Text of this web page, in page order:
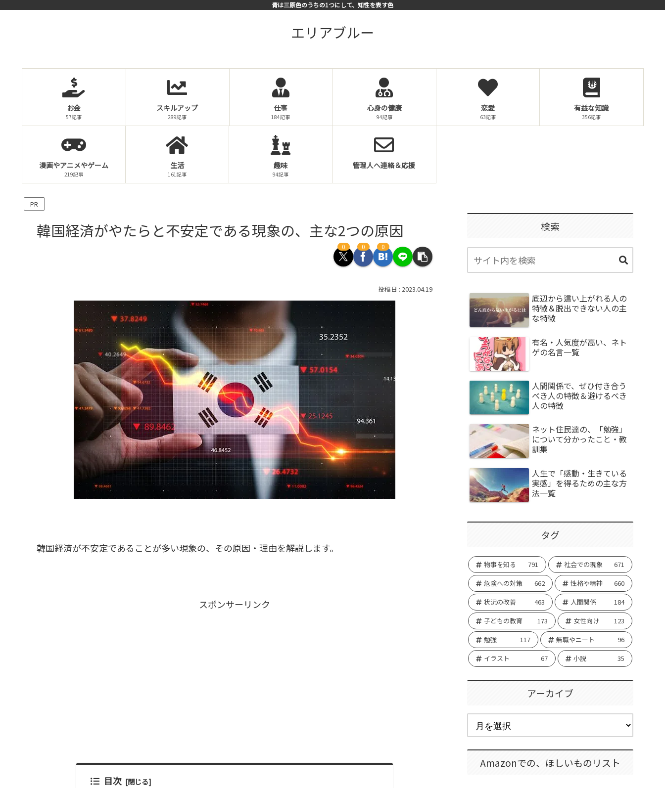
青は三原色のうちの1つにして、知性を表す色
エリアブルー
お金
57記事
スキルアップ
289記事
仕事
184記事
心身の健康
94記事
恋愛
63記事
有益な知識
356記事
漫画やアニメやゲーム
219記事
生活
161記事
趣味
94記事
管理人へ連絡＆応援
PR
韓国経済がやたらと不安定である現象の、主な2つの原因
0 0 0
2023.04.19
韓国経済が不安定であることが多い現象の、その原因・理由を解説します。
スポンサーリンク
目次
検索
底辺から這い上がれる人の
特徴＆脱出できない人の主
な特徴
有名・人気度が高い、ネト
ゲの名言一覧
人間関係で、ぜひ付き合う
べき人の特徴＆避けるべき
人の特徴
ネット住民達の、「勉強」
について分かったこと・教
訓集
人生で「感動・生きている
実感」を得るための主な方
法一覧
タグ
物事を知る 791 社会での現象
671
危険への対策
662 性格や精神
660
状況の改善
463 人間関係
184
子どもの教育
173 女性向け
123
勉強
117 無職やニート
96
イラスト
67 小説 35
アーカイブ
Amazonでの、ほしいものリスト